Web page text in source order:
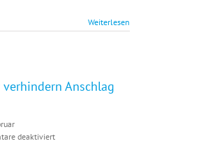
Weiterlesen
Anschlag
deaktiviertfür